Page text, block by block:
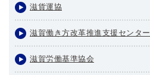
滋貨運協
滋賀働き方改革推進支援センター
滋賀労働基準協会